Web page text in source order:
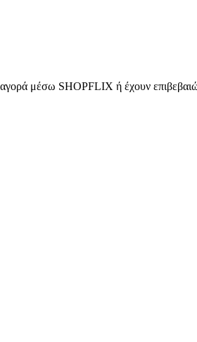
αγορά μέσω SHOPFLIX ή έχουν